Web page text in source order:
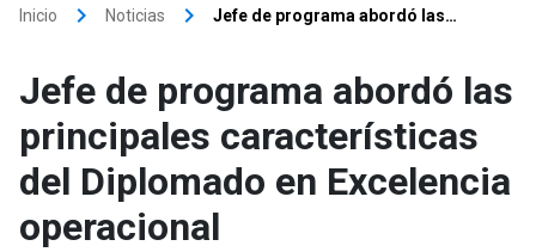
Inicio keyboard_arrow_right Noticias keyboard_arrow_right
Jefe de programa abordó las
operacional
Jefe de programa abordó las
principales características
del Diplomado en Excelencia
operacional